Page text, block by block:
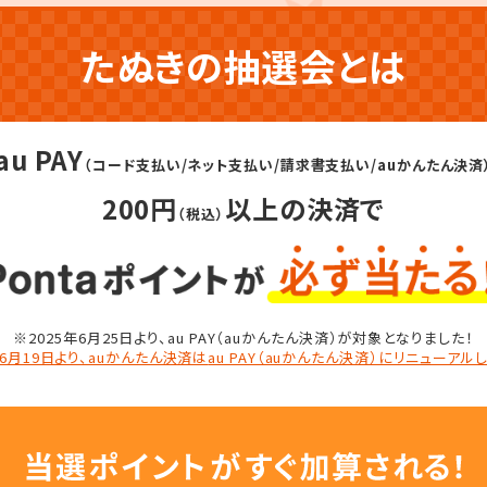
たぬきの抽選会とは
PAY（コード支払い/ネット支払い/請求書支払い/auかんたん決済
200円 （税込） 以上の決済で
※2025年6月25日より、 au PAY（auかんたん決済）が対象となりました！
19日より、auかんたん決済はau PAY（auかんたん決済）にリニューアル